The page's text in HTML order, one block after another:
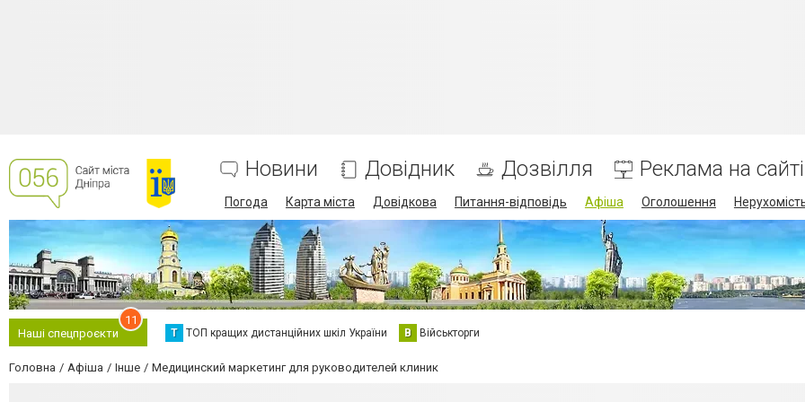
Новини Довідник Дозвілля Реклама на сайті
Погода Карта міста Довідкова Питання-відповідь Афіша Оголошення
Наші спецпроєкти
11
Т ТОП кращих дистанційних шкіл України В Військторги
Головна Афіша Інше Медицинский маркетинг для руководителей клиник